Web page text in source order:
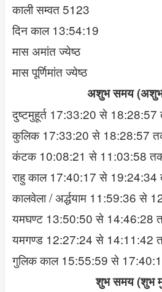
काली सम्वत 5123
दिन काल 13:54:19
मास अमांत ज्येष्ठ
मास पूर्णिमांत ज्येष्ठ
अशुभ समय (अशुभ
दुष्टमुहूर्त 17:33:20 से
कुलिक 17:33:20 से 18:28:57
कंटक 10:08:21 से 11:03:58
राहु काल 17:40:17 से
कालवेला / अर्द्धयाम 11:59:36 से
यमघण्ट 13:50:50 से 14:46:28
यमगण्ड 12:27:24 से 14:11:42
गुलिक काल 15:55:59 से
शुभ समय (शुभ